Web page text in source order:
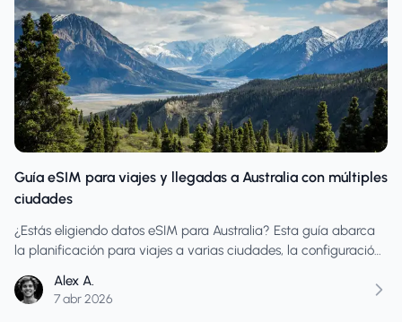
Guía eSIM para viajes y llegadas a Australia con múltiples
ciudades
¿Estás eligiendo datos eSIM para Australia? Esta guía abarca
la planificación para viajes a varias ciudades, la configuración
comprar datos insuficientes en itinerarios cambiantes.
Alex A.
7 abr 2026